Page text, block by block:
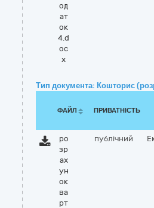
од
ат
ок
4.d
oc
x
Тип документа: Кошторис
ФАЙЛ ПРИВАТНІСТЬ
ро
зр
ах
ун
ок
ва
рт
публічний